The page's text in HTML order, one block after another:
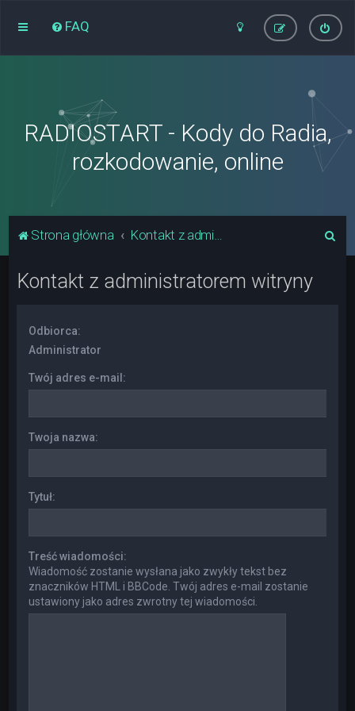
FAQ
RADIOSTART - Kody do Radia,
rozkodowanie, online
Strona główna Kontakt z administratorem witryny
Kontakt z administratorem witryny
Odbiorca:
Administrator
Twój adres e-mail:
Twoja nazwa:
Tytuł:
Treść wiadomości:
Wiadomość zostanie wysłana jako zwykły tekst bez
znaczników HTML i BBCode. Twój adres e-mail zostanie
ustawiony jako adres zwrotny tej wiadomości.